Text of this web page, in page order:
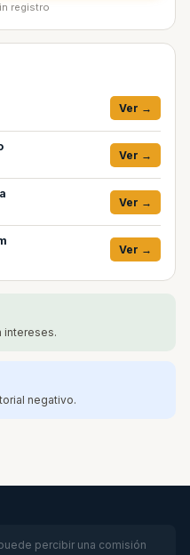
registro
Ver →
Ver →
Ver →
Ver →
intereses.
negativo.
percibir una comisión